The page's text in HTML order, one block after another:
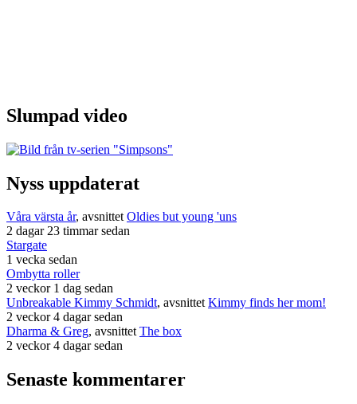
Slumpad video
Nyss uppdaterat
Våra värsta år, avsnittetOldies but young 'uns
2 dagar 23 timmar sedan
Stargate
1 vecka sedan
Ombytta roller
2 veckor 1 dag sedan
Unbreakable Kimmy Schmidt, avsnittetKimmy finds her mom!
2 veckor 4 dagar sedan
Dharma & Greg, avsnittetThe box
2 veckor 4 dagar sedan
Senaste kommentarer